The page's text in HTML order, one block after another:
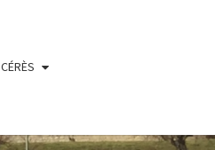
CÉRÈS